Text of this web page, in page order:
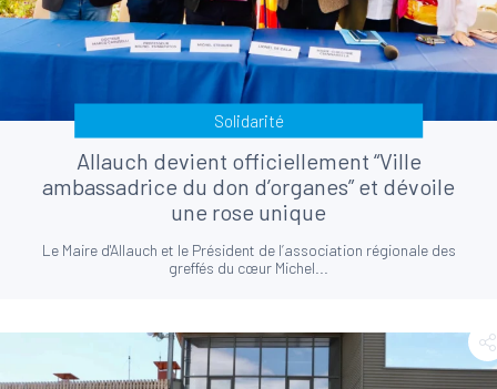
Solidarité
Allauch devient officiellement “Ville
ambassadrice du don d’organes” et dévoile
une rose unique
Le Maire d'Allauch et le Président de l’association régionale des
greffés du cœur Michel...